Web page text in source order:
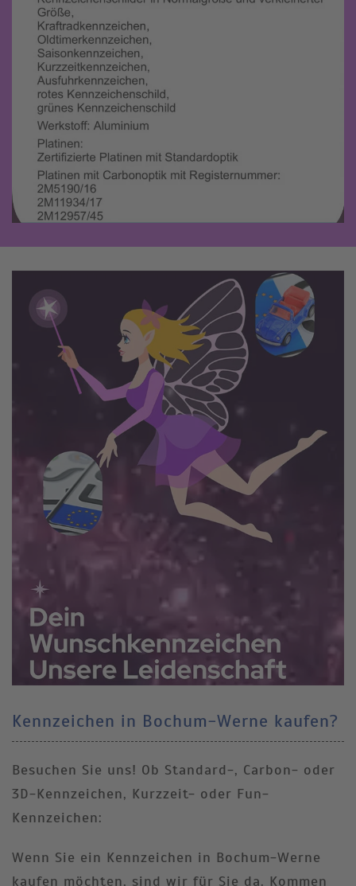
Kennzeichen in Bochum-Werne kaufen?
Besuchen Sie uns! Ob Standard-, Carbon- oder
3D-Kennzeichen, Kurzzeit- oder Fun-
Kennzeichen:
Wenn Sie ein Kennzeichen in Bochum-Werne
kaufen möchten, sind wir für Sie da. Kommen